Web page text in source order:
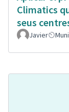
Climatics
seus
Javier